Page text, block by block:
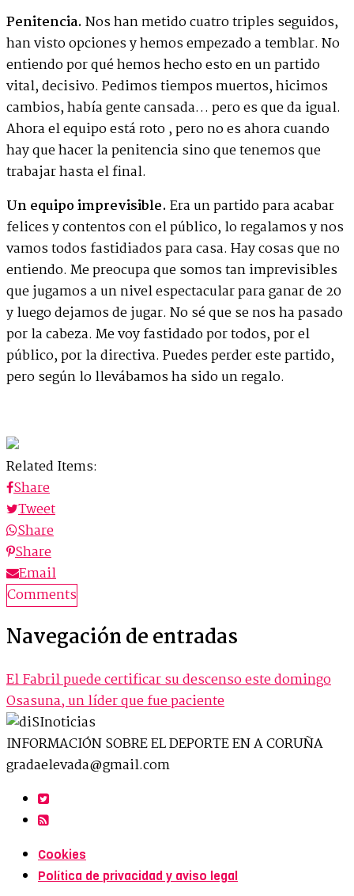
Penitencia. Nos han metido cuatro triples seguidos,
han visto opciones y hemos empezado a temblar. No
entiendo por qué hemos hecho esto en un partido
vital, decisivo. Pedimos tiempos muertos, hicimos
cambios, había gente cansada… pero es que da igual.
Ahora el equipo está roto , pero no es ahora cuando
hay que hacer la penitencia sino que tenemos que
trabajar hasta el final.
Un equipo imprevisible. Era un partido para acabar
felices y contentos con el público, lo regalamos y nos
vamos todos fastidiados para casa. Hay cosas que no
entiendo. Me preocupa que somos tan imprevisibles
que jugamos a un nivel espectacular para ganar de 20
y luego dejamos de jugar. No sé que se nos ha pasado
por la cabeza. Me voy fastidado por todos, por el
público, por la directiva. Puedes perder este partido,
pero según lo llevábamos ha sido un regalo.
Related Items:
Share
Tweet
Share
Share
Email
Comments
Navegación de entradas
El Fabril puede certificar su descenso este domingo
Osasuna, un líder que fue paciente
INFORMACIÓN SOBRE EL DEPORTE EN A CORUÑA
gradaelevada@gmail.com
Cookies
Política de privacidad y aviso legal